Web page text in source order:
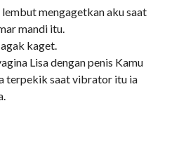
lembut mengagetkan aku saat
mandi itu.
agak kaget.
Lisa dengan penis Kamu
terpekik saat vibrator itu ia